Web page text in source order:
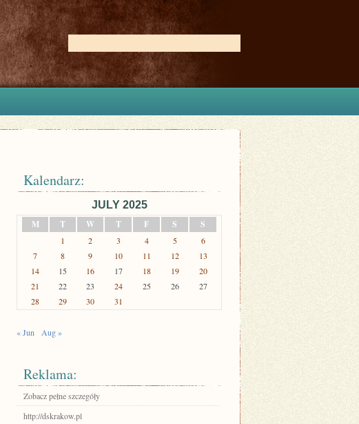
Kalendarz:
JULY 2025
M
T W T F S S
1 2 3 4 5
6
7
8 9 10 11 12
13
14
15 16 17 18 19
20
21
22 23 24 25 26
27
28
29 30 31
« Jun Aug »
Reklama:
Zobacz pełne szczegóły
http://dskrakow.pl